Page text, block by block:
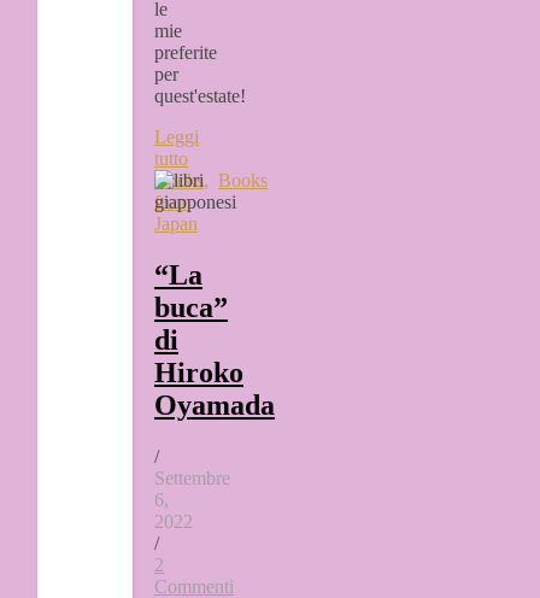
le
mie
preferite
per
quest'estate!
Leggi
tutto
Books, Books
from
Japan
“La
buca”
di
Hiroko
Oyamada
/
Settembre
6,
2022
/
2
Commenti